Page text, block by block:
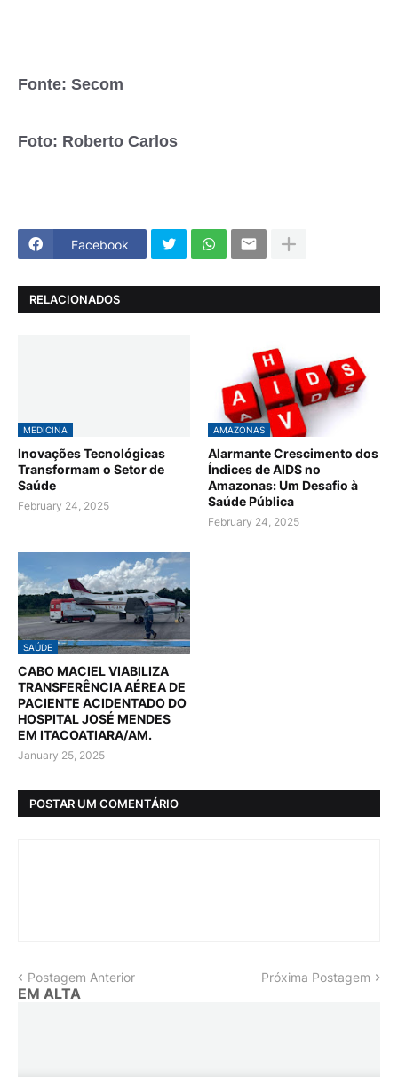
Fonte: Secom
Foto: Roberto Carlos
Facebook
RELACIONADOS
MEDICINA
Inovações Tecnológicas
Transformam o Setor de
Saúde
February 24, 2025
AMAZONAS
Alarmante Crescimento dos
Índices de AIDS no
Amazonas: Um Desafio à
Saúde Pública
February 24, 2025
SAÚDE
CABO MACIEL VIABILIZA
TRANSFERÊNCIA AÉREA DE
PACIENTE ACIDENTADO DO
HOSPITAL JOSÉ MENDES
EM ITACOATIARA/AM.
January 25, 2025
POSTAR UM COMENTÁRIO
Postagem Anterior Próxima Postagem
EM ALTA